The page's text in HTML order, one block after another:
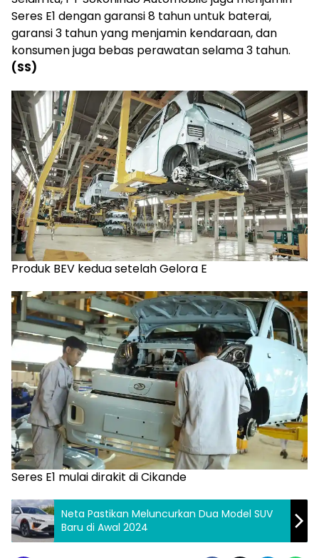
Seres E1 dengan garansi 8 tahun untuk baterai,
garansi 3 tahun yang menjamin kendaraan, dan
konsumen juga bebas perawatan selama 3 tahun.
(SS)
Produk BEV kedua setelah Gelora E
Seres E1 mulai dirakit di Cikande
Neta Pastikan Meluncurkan Dua Model SUV
Baru di Awal 2024